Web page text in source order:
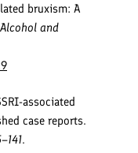
bruxism: A
Alcohol and
associated
case reports.
.